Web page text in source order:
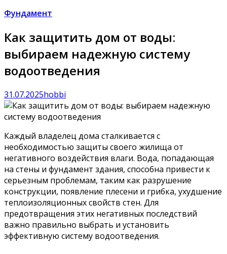
Фундамент
Как защитить дом от воды:
выбираем надежную систему
водоотведения
31.07.2025hobbi
Каждый владелец дома сталкивается с
необходимостью защиты своего жилища от
негативного воздействия влаги. Вода, попадающая
на стены и фундамент здания, способна привести к
серьезным проблемам, таким как разрушение
конструкции, появление плесени и грибка, ухудшение
теплоизоляционных свойств стен. Для
предотвращения этих негативных последствий
важно правильно выбрать и установить
эффективную систему водоотведения.